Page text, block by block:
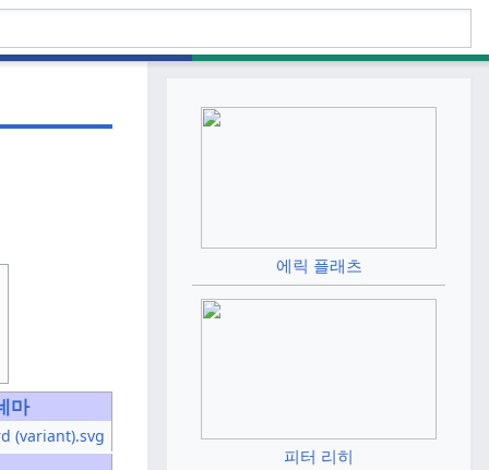
마
에릭 플래츠
피터 리히